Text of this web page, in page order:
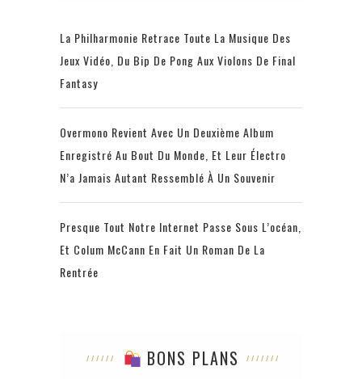
La Philharmonie Retrace Toute La Musique Des
Jeux Vidéo, Du Bip De Pong Aux Violons De Final
Fantasy
Overmono Revient Avec Un Deuxième Album
Enregistré Au Bout Du Monde, Et Leur Électro
N’a Jamais Autant Ressemblé À Un Souvenir
Presque Tout Notre Internet Passe Sous L’océan,
Et Colum McCann En Fait Un Roman De La
Rentrée
BONS PLANS